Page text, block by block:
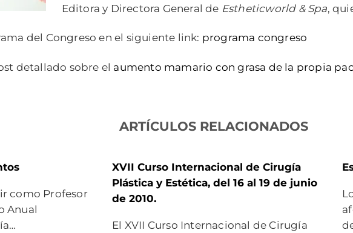
Editora y Directora General de Estheticworld & Spa,
del Congreso en el siguiente link: programa congreso
detallado sobre el aumento mamario con grasa de la propia
ARTÍCULOS RELACIONADOS
como Profesor
Anual
XVII Curso Internacional de Cirugía
Plástica y Estética, del 16 al 19 de junio
de 2010.
El XVII Curso Internacional de Cirugía